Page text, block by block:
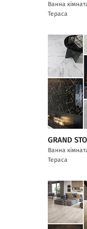
Ванна
Тераса
GRAND
Ванна
Тераса